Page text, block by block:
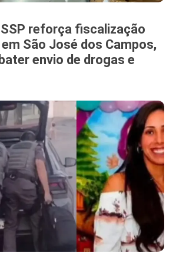
reforça fiscalização
São José dos Campos,
envio de drogas e